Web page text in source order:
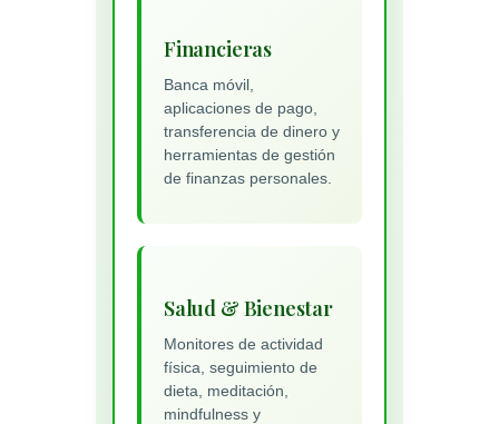
Financieras
Banca móvil,
aplicaciones de pago,
transferencia de dinero y
herramientas de gestión
de finanzas personales.
Salud & Bienestar
Monitores de actividad
física, seguimiento de
dieta, meditación,
mindfulness y